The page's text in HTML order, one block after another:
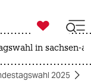

taz zahl ich
in sachsen-
2025